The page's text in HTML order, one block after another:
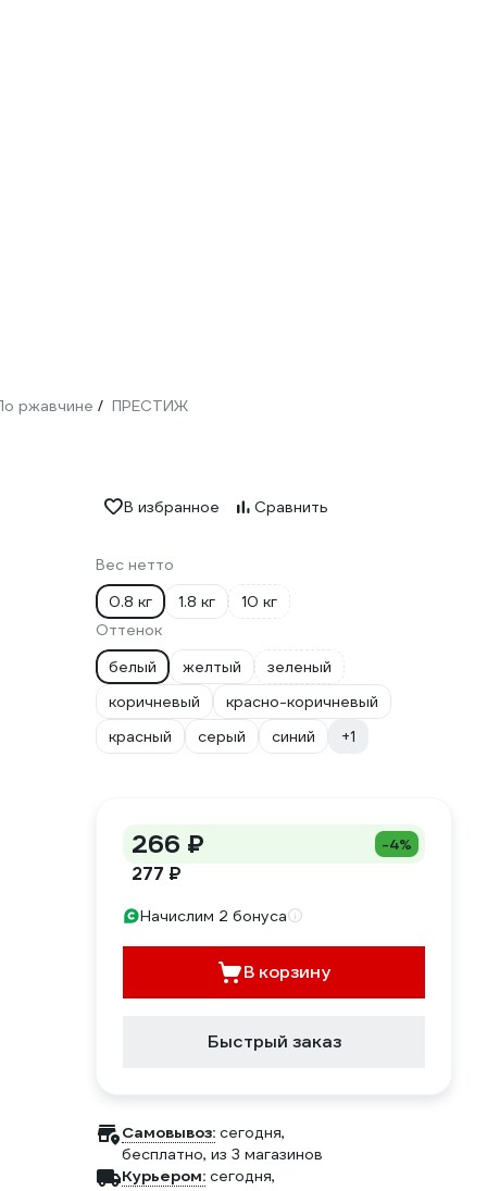
ржавчине / ПРЕСТИЖ
В избранное Сравнить
Вес нетто
0.8 кг
1.8 кг
10 кг
Оттенок
белый
желтый
зеленый
коричневый
красно-коричневый
красный
серый синий +1
266 ₽ -4%
277 ₽
Начислим 2 бонуса
В корзину
Быстрый заказ
Самовывоз: сегодня,
бесплатно, из 3 магазинов
Курьером: сегодня,